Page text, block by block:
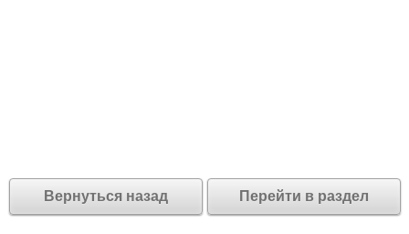
Вернуться назад Перейти в раздел